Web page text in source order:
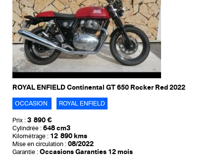
ROYAL ENFIELD Continental GT 650 Rocker Red 2022
OCCASION ROYAL ENFIELD
Prix : 3 890 €
Cylindrée : 648 cm3
Kilométrage : 12 890 kms
Mise en circulation : 08/2022
Garantie : Occasions Garanties 12 mois